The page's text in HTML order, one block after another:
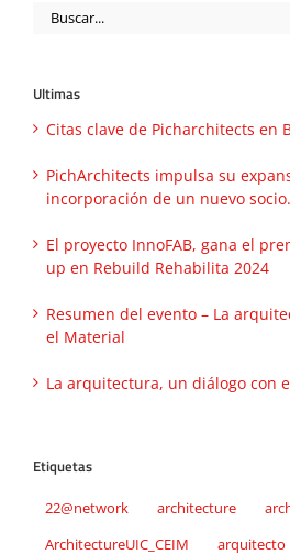
Buscar:
Ultimas
Citas clave de Picharchitects en
PichArchitects impulsa su
incorporación de un nuevo socio.
El proyecto InnoFAB, gana el
up en Rebuild Rehabilita 2024
Resumen del evento – La
el Material
La arquitectura, un diálogo con
Etiquetas
22@network architecture
ArchitectureUIC_CEIM
arquitecto